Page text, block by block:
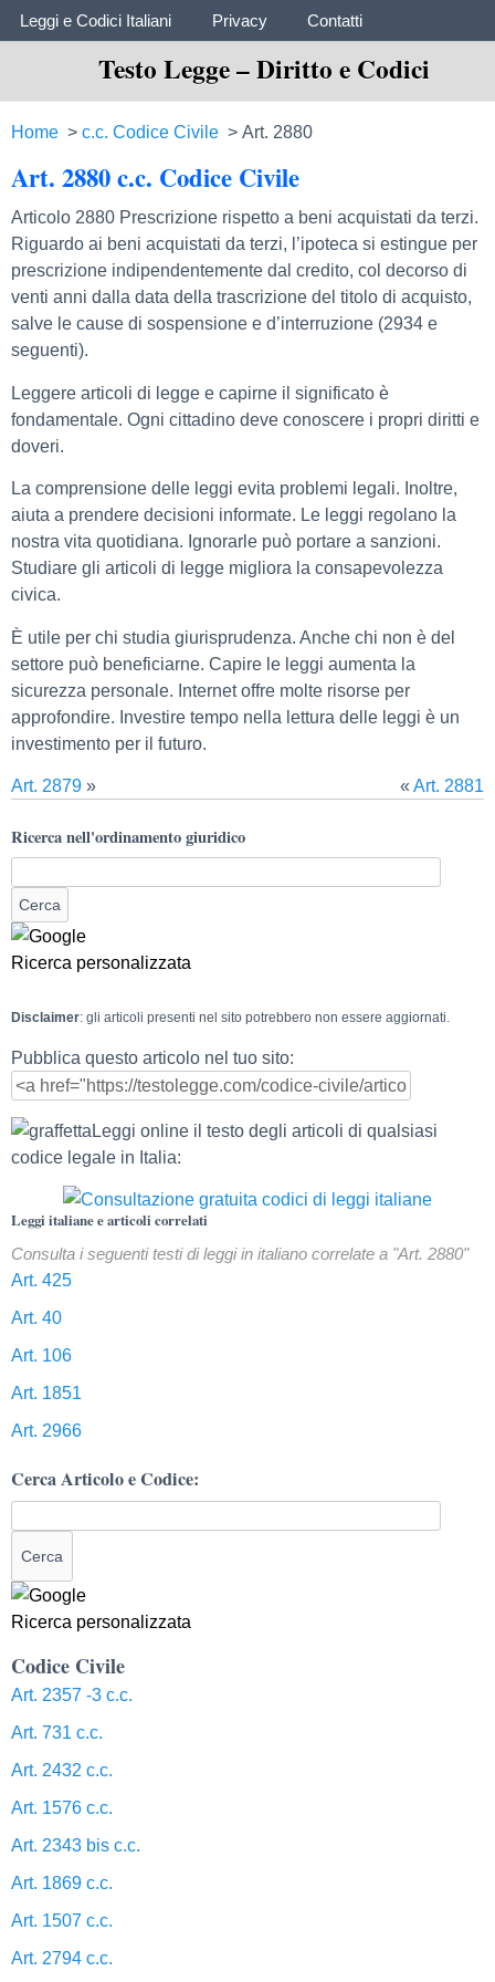
Elenco Codici Legali
Leggi e Codici Italiani Privacy Contatti
Testo Legge – Diritto e Codici
Home c.c. Codice Civile Art. 2880
Art. 2880 c.c. Codice Civile
Articolo 2880 Prescrizione rispetto a beni acquistati da terzi.
Riguardo ai beni acquistati da terzi, l’ipoteca si estingue per
prescrizione indipendentemente dal credito, col decorso di
venti anni dalla data della trascrizione del titolo di acquisto,
salve le cause di sospensione e d’interruzione (2934 e
seguenti).
Leggere articoli di legge e capirne il significato è
fondamentale. Ogni cittadino deve conoscere i propri diritti e
doveri.
La comprensione delle leggi evita problemi legali. Inoltre,
aiuta a prendere decisioni informate. Le leggi regolano la
nostra vita quotidiana. Ignorarle può portare a sanzioni.
Studiare gli articoli di legge migliora la consapevolezza
civica.
È utile per chi studia giurisprudenza. Anche chi non è del
settore può beneficiarne. Capire le leggi aumenta la
sicurezza personale. Internet offre molte risorse per
approfondire. Investire tempo nella lettura delle leggi è un
investimento per il futuro.
Art. 2879 » « Art. 2881
Ricerca nell'ordinamento giuridico
Ricerca personalizzata
Disclaimer: gli articoli presenti nel sito potrebbero non essere aggiornati.
Pubblica questo articolo nel tuo sito:
Leggi online il testo degli articoli di qualsiasi
codice legale in Italia:
Leggi italiane e articoli correlati
Consulta i seguenti testi di leggi in italiano correlate a "Art. 2880"
Art. 425
Art. 40
Art. 106
Art. 1851
Art. 2966
Cerca Articolo e Codice:
Ricerca personalizzata
Codice Civile
Art. 2357 -3 c.c.
Art. 731 c.c.
Art. 2432 c.c.
Art. 1576 c.c.
Art. 2343 bis c.c.
Art. 1869 c.c.
Art. 1507 c.c.
Art. 2794 c.c.